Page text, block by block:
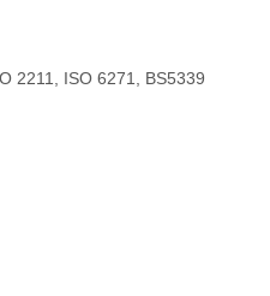
2211, ISO 6271, BS5339